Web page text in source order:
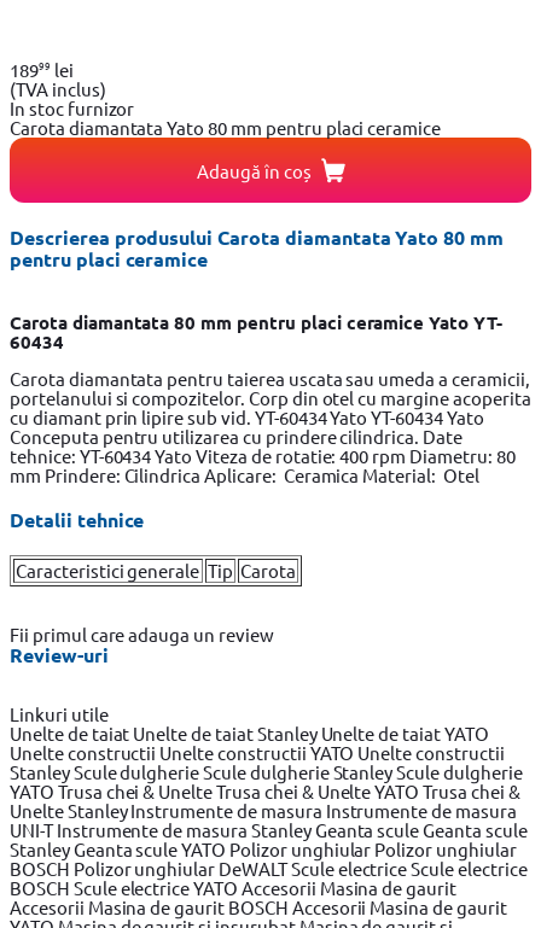
18999 lei
(TVA inclus)
In stoc furnizor
Carota diamantata Yato 80 mm pentru placi ceramice
Adaugă în coș
Descrierea produsului Carota diamantata Yato 80 mm
pentru placi ceramice
Carota diamantata 80 mm pentru placi ceramice YatoYT-
60434
Carota diamantata pentru taierea uscata sau umeda a ceramicii,
portelanului si compozitelor. Corp din otel cu margine acoperita
cu diamant prin lipire sub vid. YT-60434 Yato YT-60434 Yato
Conceputa pentru utilizarea cu prindere cilindrica. Date
tehnice: YT-60434 Yato Viteza de rotatie: 400 rpm Diametru: 80
mm Prindere: Cilindrica Aplicare: Ceramica Material: Otel
Detalii tehnice
Caracteristici generale Tip Carota
Fii primul care adauga un review
Review-uri
Linkuri utile
Unelte de taiat Unelte de taiat Stanley Unelte de taiat YATO
Unelte constructii Unelte constructii YATO Unelte constructii
StanleyScule dulgherieScule dulgherie StanleyScule dulgherie
YATO Trusa chei & UnelteTrusa chei & Unelte YATOTrusa chei &
Unelte StanleyInstrumente de masura Instrumente de masura
UNI-TInstrumente de masura StanleyGeanta sculeGeanta scule
StanleyGeanta scule YATO Polizor unghiular Polizor unghiular
BOSCH Polizor unghiular DeWALTScule electriceScule electrice
BOSCH Scule electrice YATO Accesorii Masina de gaurit
Accesorii Masina de gaurit BOSCH Accesorii Masina de gaurit